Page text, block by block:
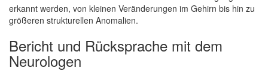
erkannt werden, von kleinen Veränderungen im Gehirn bis hin zu
größeren strukturellen Anomalien.
Bericht und Rücksprache mit dem
Neurologen